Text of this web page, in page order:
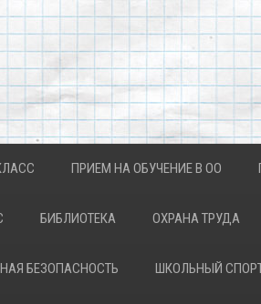
ПРИЕМ НА ОБУЧЕНИЕ В ОО
БИБЛИОТЕКА ОХРАНА ТРУДА
БЕЗОПАСНОСТЬ ШКОЛЬНЫЙ